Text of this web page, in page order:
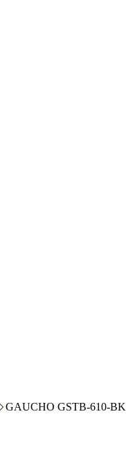
GAUCHO GSTB-610-BK